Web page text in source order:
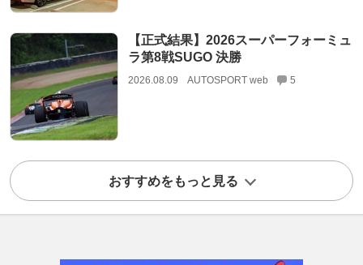
【正式結果】2026スーパーフォーミュ
ラ第8戦SUGO 決勝
2026.08.09 AUTOSPORT web 5
おすすめをもっと見る